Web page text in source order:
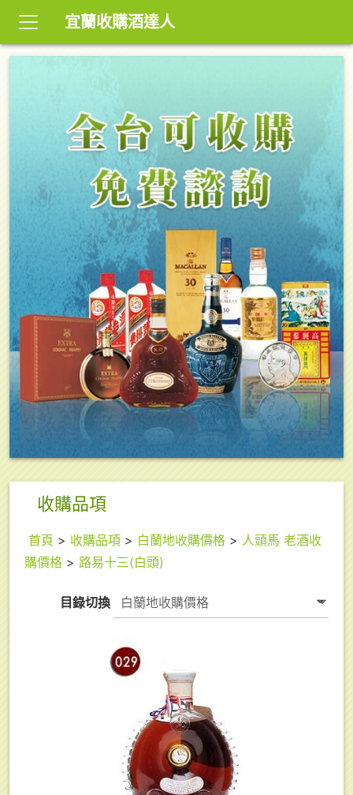
宜蘭收購酒達人
收購品項
首頁 > 收購品項 > 白蘭地收購價格 > 人頭馬 老酒收
購價格 > 路易十三(白頭)
目錄切換